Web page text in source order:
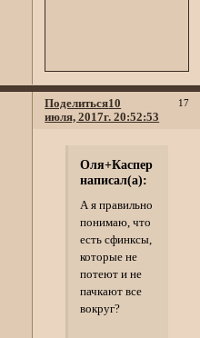
Поделиться 17
10
июля, 2017г. 20:52:53
Оля+Каспер
написал(а):
А я правильно
понимаю, что
есть сфинксы,
которые не
потеют и не
пачкают все
вокруг?